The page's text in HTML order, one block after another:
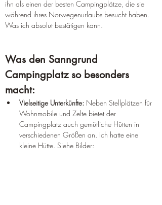
ihn als einen der besten Campingplätze, die sie
während ihres Norwegenurlaubs besucht haben.
Was ich absolut bestätigen kann.
Was den Sanngrund
Campingplatz so besonders
macht:
Vielseitige Unterkünfte: Neben Stellplätzen für
Wohnmobile und Zelte bietet der
Campingplatz auch gemütliche Hütten in
verschiedenen Größen an. Ich hatte eine
kleine Hütte. Siehe Bilder: